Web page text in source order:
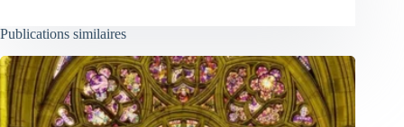
Publications similaires